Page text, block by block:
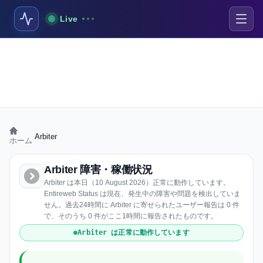
Live
ホーム Arbiter
Arbiter 障害・稼働状況
Arbiter は本日（10 August 2026）正常に動作しています。
Entireweb Status は現在、発生中の障害や問題を検出していま
せん。過去24時間に Arbiter に寄せられたユーザー報告は 0 件
で、そのうち 0 件がここ1時間に報告されたものです。
Arbiter は正常に動作しています